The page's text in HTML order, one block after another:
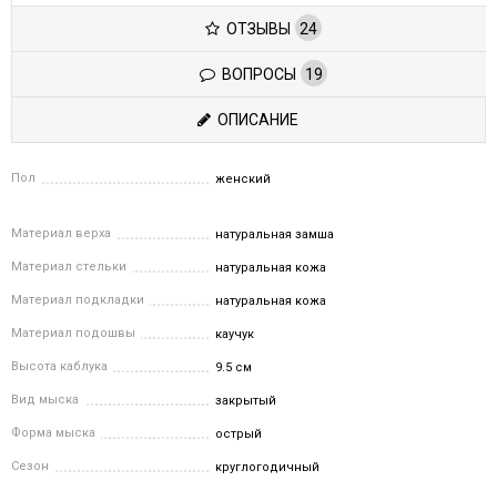
ОТЗЫВЫ 24
ВОПРОСЫ 19
ОПИСАНИЕ
Пол женский
Материал верха натуральная замша
Материал стельки натуральная кожа
Материал подкладки натуральная кожа
Материал подошвы каучук
Высота каблука 9.5 см
Вид мыска закрытый
Форма мыска острый
Сезон круглогодичный